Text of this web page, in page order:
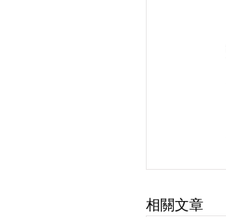
相關文章